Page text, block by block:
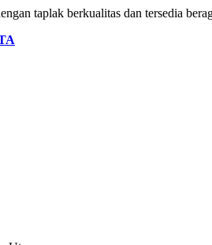
taplak berkualitas dan tersedia